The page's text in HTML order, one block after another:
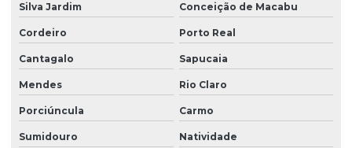
Laudo periculosidade eletricista
Laudo de periculosidade e insalubridade
Laudo de periculosidade nr
Laudo pgr esocial
Silva Jardim Conceição de Macabu
Cordeiro Porto Real
Cantagalo Sapucaia
Mendes Rio Claro
Porciúncula Carmo
Sumidouro Natividade